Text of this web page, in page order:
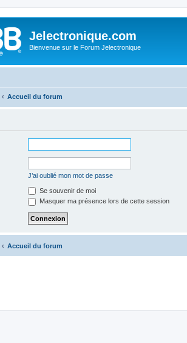
Jelectronique.com
Bienvenue sur le Forum Jelectronique
Accueil du forum
J’ai oublié mon mot de passe
Se souvenir de moi
Masquer ma présence lors de cette session
Accueil du forum